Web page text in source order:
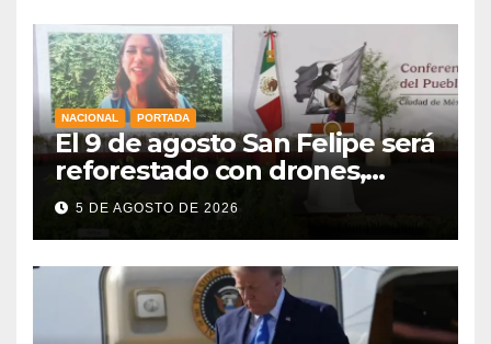
NACIONAL PORTADA
El 9 de agosto San Felipe será
reforestado con drones,
como parte de la Jornada
Nacional a la que se suma
5 DE AGOSTO DE 2026